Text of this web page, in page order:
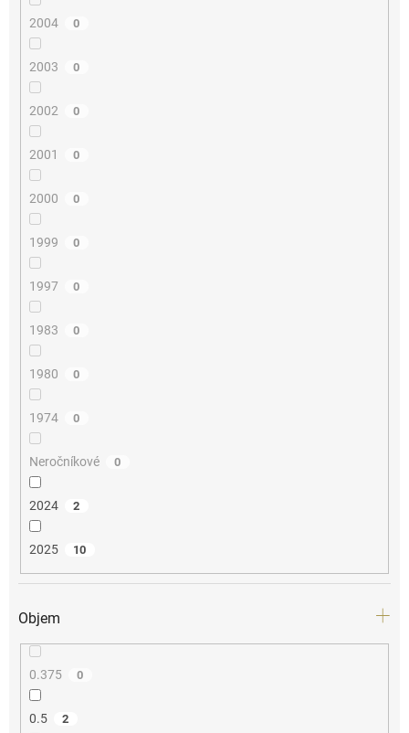
2004 0
2003 0
2002 0
2001 0
2000 0
1999 0
1997 0
1983 0
1980 0
1974 0
Neročníkové 0
2024 2
2025 10
Objem
0.375 0
0.5 2